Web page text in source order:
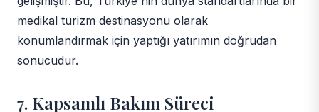
medikal turizm destinasyonu olarak
konumlandırmak için yaptığı yatırımın doğrudan
sonucudur.
7. Kapsamlı Bakım Süreci